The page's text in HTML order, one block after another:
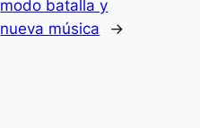
modo batalla y
nueva música
→